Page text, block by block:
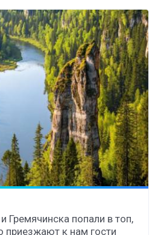
Гремячинска попали в топ,
приезжают к нам гости